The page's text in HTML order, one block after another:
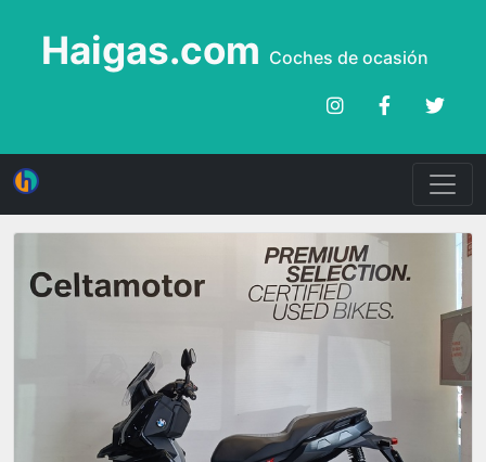
Haigas.com Coches de ocasión